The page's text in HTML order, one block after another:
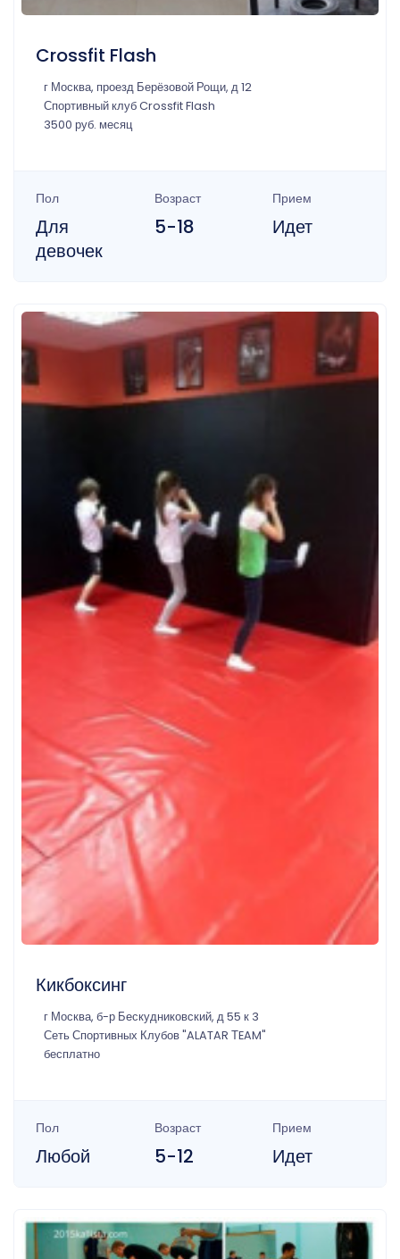
Crossfit Flash
г Москва, проезд Берёзовой Рощи, д 12
Спортивный клуб Crossfit Flash
3500 руб. месяц
Пол
Для
девочек
Возраст
5-18
Прием
Идет
Кикбоксинг
г Москва, б-р Бескудниковский, д 55 к 3
Сеть Спортивных Клубов "ALATAR ТEAM"
бесплатно
Пол
Любой
Возраст
5-12
Прием
Идет